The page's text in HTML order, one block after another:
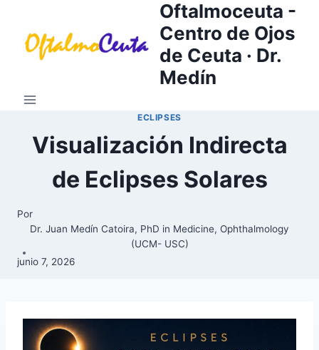
contenido
Oftalmoceuta -
Centro de Ojos
de Ceuta · Dr.
Medín
ECLIPSES
Visualización Indirecta
de Eclipses Solares
Por
Dr. Juan Medín Catoira, PhD in Medicine, Ophthalmology
(UCM- USC)
junio 7, 2026